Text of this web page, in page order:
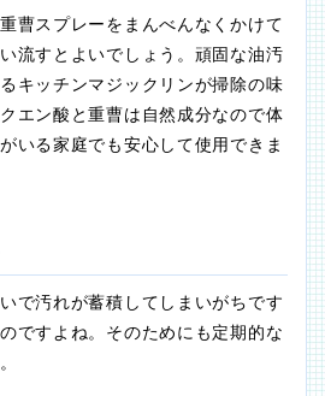
曹スプレーをまんべんなくかけて
流すとよいでしょう。頑固な油汚
キッチンマジックリンが掃除の味
エン酸と重曹は自然成分なので体
いる家庭でも安心して使用できま
で汚れが蓄積してしまいがちです
ですよね。そのためにも定期的な